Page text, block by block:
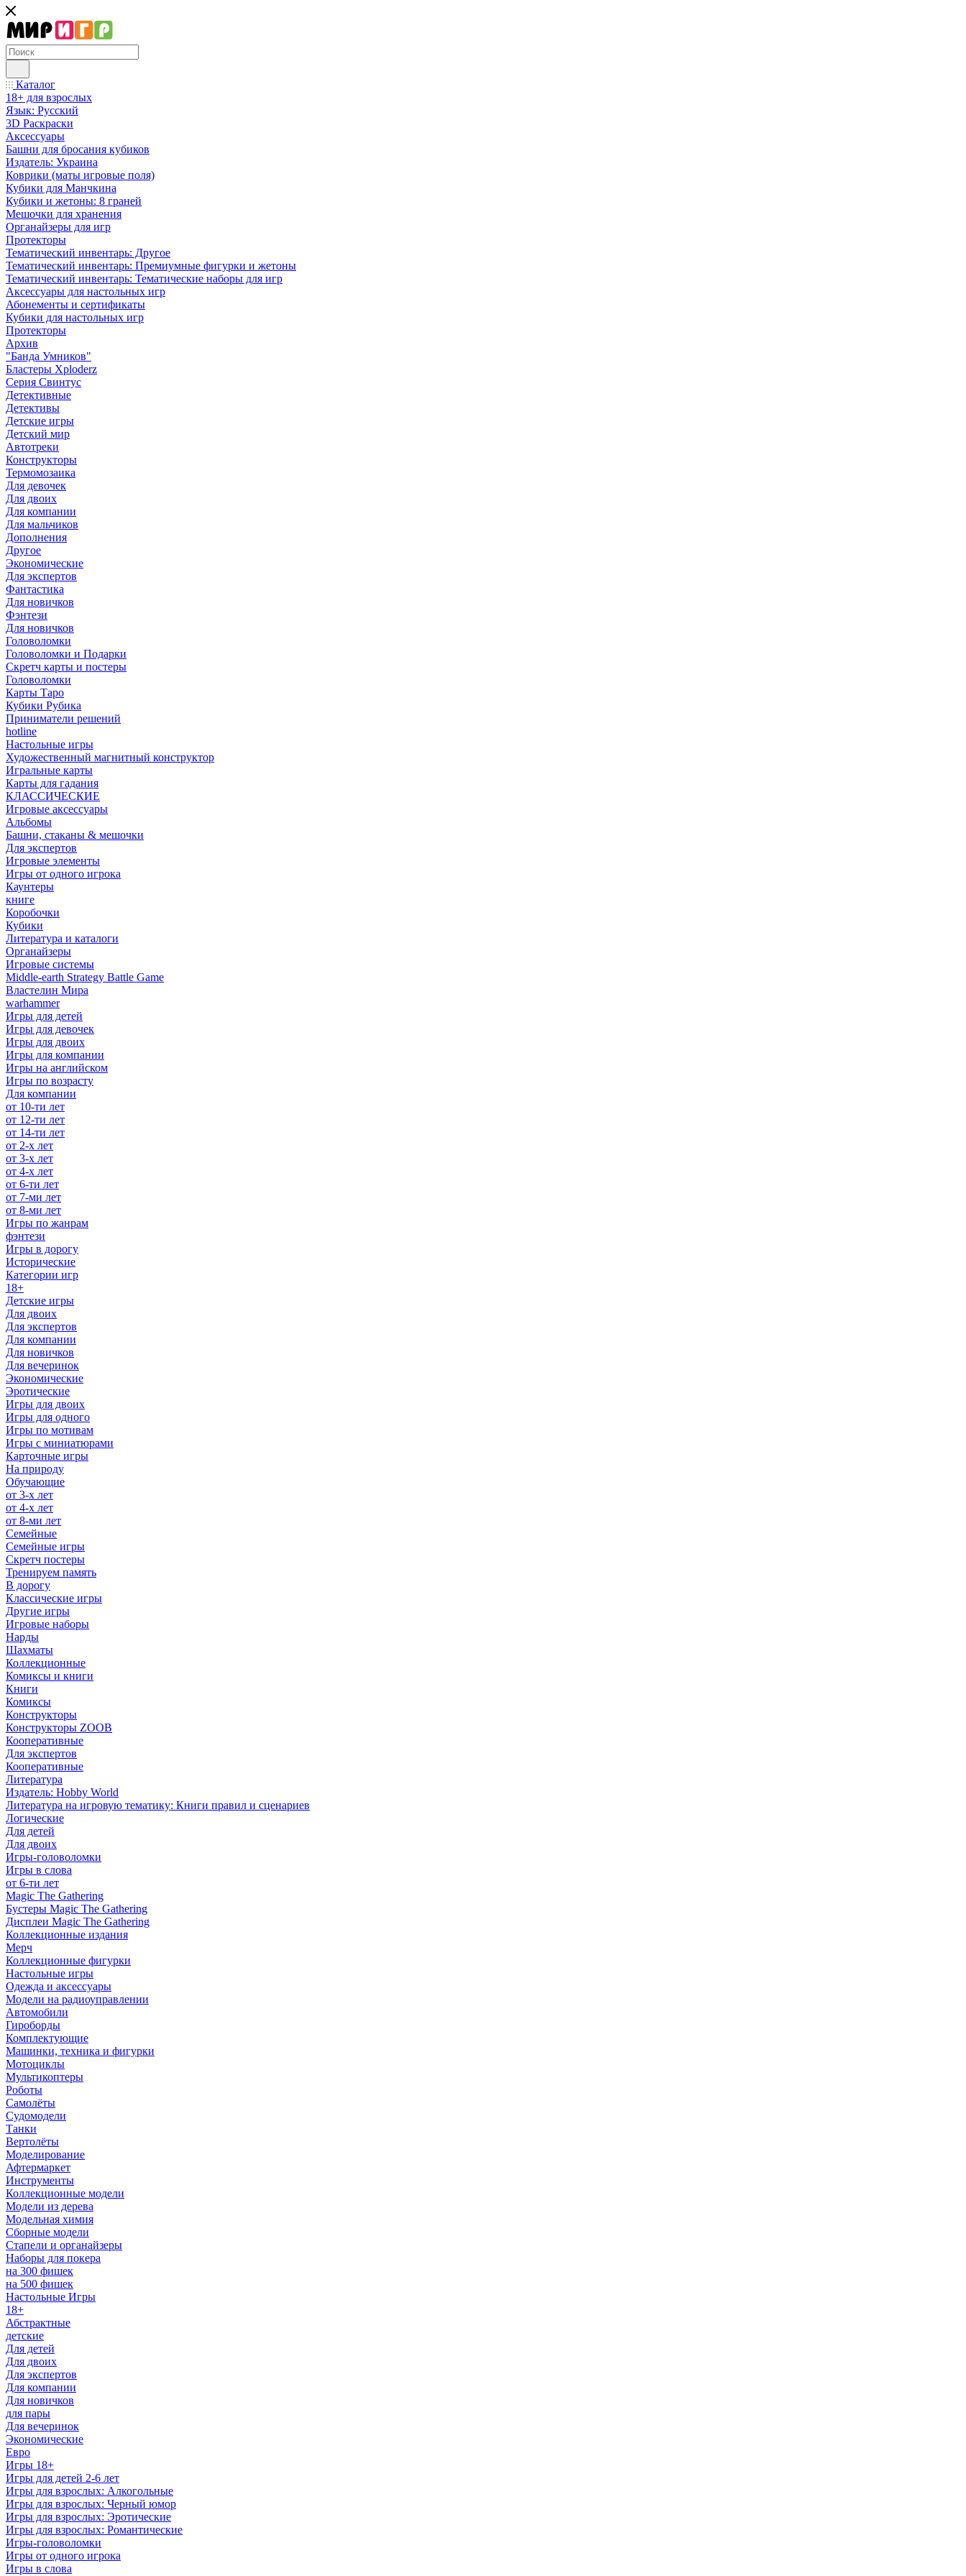
Каталог
18+ для взрослых
Язык: Русский
3D Раскраски
Аксессуары
Башни для бросания кубиков
Издатель: Украина
Коврики (маты игровые поля)
Кубики для Манчкина
Кубики и жетоны: 8 граней
Мешочки для хранения
Органайзеры для игр
Протекторы
Тематический инвентарь: Другое
Тематический инвентарь: Премиумные фигурки и жетоны
Тематический инвентарь: Тематические наборы для игр
Аксессуары для настольных игр
Абонементы и сертификаты
Кубики для настольных игр
Протекторы
Архив
"Банда Умников"
Бластеры Xploderz
Cерия Свинтус
Детективные
Детективы
Детские игры
Детский мир
Автотреки
Конструкторы
Термомозаика
Для девочек
Для двоих
Для компании
Для мальчиков
Дополнения
Другое
Экономические
Для экспертов
Фантастика
Для новичков
Фэнтези
Для новичков
Головоломки
Головоломки и Подарки
Cкретч карты и постеры
Головоломки
Карты Таро
Кубики Рубика
Приниматели решений
hotline
Настольные игры
Художественный магнитный конструктор
Игральные карты
Карты для гадания
КЛАССИЧЕСКИЕ
Игровые аксессуары
Альбомы
Башни, стаканы & мешочки
Для экспертов
Игровые элементы
Игры от одного игрока
Каунтеры
книге
Коробочки
Кубики
Литература и каталоги
Органайзеры
Игровые системы
Middle-earth Strategy Battle Game
Властелин Мира
warhammer
Игры для детей
Игры для девочек
Игры для двоих
Игры для компании
Игры на английском
Игры по возрасту
Для компании
от 10-ти лет
от 12-ти лет
от 14-ти лет
от 2-х лет
от 3-х лет
от 4-х лет
от 6-ти лет
от 7-ми лет
от 8-ми лет
Игры по жанрам
фэнтези
Игры в дорогу
Исторические
Категории игр
18+
Детские игры
Для двоих
Для экспертов
Для компании
Для новичков
Для вечеринок
Экономические
Эротические
Игры для двоих
Игры для одного
Игры по мотивам
Игры с миниатюрами
Карточные игры
На природу
Обучающие
от 3-х лет
от 4-х лет
от 8-ми лет
Семейные
Семейные игры
Скретч постеры
Тренируем память
В дорогу
Классические игры
Другие игры
Игровые наборы
Нарды
Шахматы
Коллекционные
Комиксы и книги
Книги
Комиксы
Конструкторы
Конструкторы ZOOB
Кооперативные
Для экспертов
Кооперативные
Литература
Издатель: Hobby World
Литература на игровую тематику: Книги правил и сценариев
Логические
Для детей
Для двоих
Игры-головоломки
Игры в слова
от 6-ти лет
Magic The Gathering
Бустеры Magic The Gathering
Дисплеи Magic The Gathering
Коллекционные издания
Мерч
Коллекционные фигурки
Настольные игры
Одежда и аксессуары
Модели на радиоуправлении
Автомобили
Гироборды
Комплектующие
Машинки, техника и фигурки
Мотоциклы
Мультикоптеры
Роботы
Самолёты
Судомодели
Танки
Вертолёты
Моделирование
Афтермаркет
Инструменты
Коллекционные модели
Модели из дерева
Модельная химия
Сборные модели
Стапели и органайзеры
Наборы для покера
на 300 фишек
на 500 фишек
Настольные Игры
18+
Абстрактные
детские
Для детей
Для двоих
Для экспертов
Для компании
Для новичков
для пары
Для вечеринок
Экономические
Евро
Игры 18+
Игры для детей 2-6 лет
Игры для взрослых: Алкогольные
Игры для взрослых: Черный юмор
Игры для взрослых: Эротические
Игры для взрослых: Романтические
Игры-головоломки
Игры от одного игрока
Игры в слова